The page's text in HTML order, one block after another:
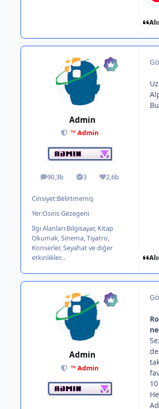
Admin
™ Admin
90,3b
ileti 3
Solutions2,6b
İtibar
Cinsiyet:Belirtmemiş
Yer:Osiris Gezegeni
İlgi Alanları:Bilgisayar, Kitap
Okumak, Sinema, Tiyatro,
Konserler, Seyahat ve diğer
etkinlikler...
Admin
™ Admin